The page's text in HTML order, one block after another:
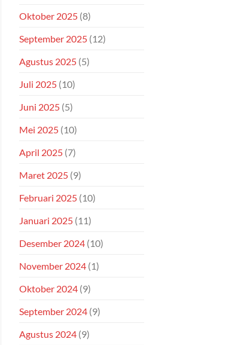
Oktober 2025 (8)
September 2025 (12)
Agustus 2025 (5)
Juli 2025 (10)
Juni 2025 (5)
Mei 2025 (10)
April 2025 (7)
Maret 2025 (9)
Februari 2025 (10)
Januari 2025 (11)
Desember 2024 (10)
November 2024 (1)
Oktober 2024 (9)
September 2024 (9)
Agustus 2024 (9)